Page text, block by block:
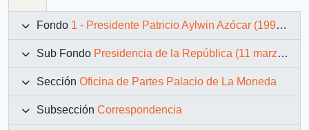
Fondo 1 - Presidente Patricio Aylwin Azócar (1990-1994)
Sub Fondo Presidencia de la República (11 marzo 1990 – 11 marzo 1994)
Sección Oficina de Partes Palacio de La Moneda
Subsección Correspondencia